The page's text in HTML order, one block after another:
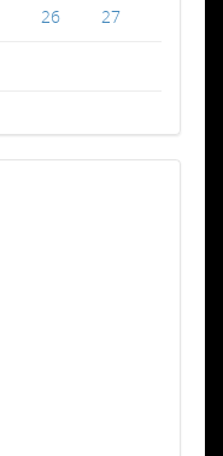
26 27